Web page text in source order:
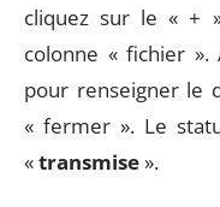
cliquez sur le « +
colonne « fichier
pour renseigner le
« fermer ». Le
«transmise».